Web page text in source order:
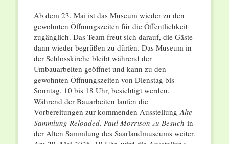
Ab dem 23. Mai ist das Museum wieder zu den
gewohnten Öffnungszeiten für die Öffentlichkeit
zugänglich. Das Team freut sich darauf, die Gäste
dann wieder begrüßen zu dürfen. Das Museum in
der Schlosskirche bleibt während der
Umbauarbeiten geöffnet und kann zu den
gewohnten Öffnungszeiten von Dienstag bis
Sonntag, 10 bis 18 Uhr, besichtigt werden.
Während der Bauarbeiten laufen die
Vorbereitungen zur kommenden AusstellungAlte
Sammlung Reloaded. Paul Morrison zu Besuch in
der Alten Sammlung des Saarlandmuseums weiter.